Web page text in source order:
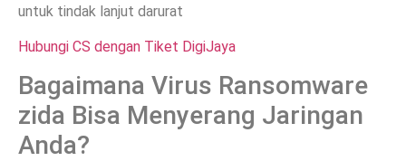
untuk tindak lanjut darurat
Hubungi CS dengan Tiket DigiJaya
Bagaimana Virus Ransomware
zida Bisa Menyerang Jaringan
Anda?